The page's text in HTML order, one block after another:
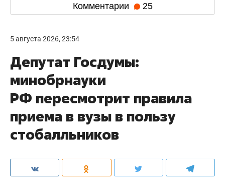
Комментарии 25
5 августа 2026, 23:54
Депутат Госдумы:
минобрнауки
РФ пересмотрит правила
приема в вузы в пользу
стобалльников